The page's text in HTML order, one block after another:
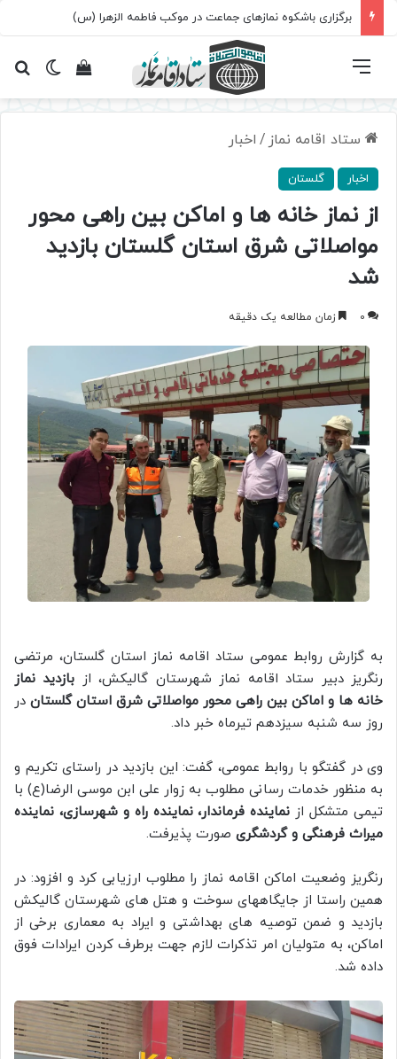
برگزاری باشکوه نمازهای جماعت در موکب فاطمه الزهرا (س)
تغییرمشاهده فهرست
ستاد اقامه نماز / اخبار
اخبار گلستان
از نماز خانه ها و اماکن بین راهی محور
مواصلاتی شرق استان گلستان بازدید
شد
0 زمان مطالعه یک دقیقه
به گزارش روابط عمومی ستاد اقامه نماز استان گلستان، مرتضی
رنگریز دبیر ستاد اقامه نماز شهرستان گالیکش، از بازدید نماز
خانه ها و اماکن بین راهی محور مواصلاتی شرق استان گلستان در
روز سه شنبه سیزدهم تیرماه خبر داد.
وی در گفتگو با روابط عمومی، گفت: این بازدید در راستای تکریم و
به منظور خدمات رسانی مطلوب به زوار علی ابن موسی الرضا(ع) با
تیمی متشکل از نماینده فرماندار، نماینده راه و شهرسازی، نماینده
میراث فرهنگی و گردشگری صورت پذیرفت.
رنگریز وضعیت اماکن اقامه نماز را مطلوب ارزیابی کرد و افزود: در
همین راستا از جایگاههای سوخت و هتل های شهرستان گالیکش
بازدید و ضمن توصیه های بهداشتی و ایراد به معماری برخی از
اماکن، به متولیان امر تذکرات لازم جهت برطرف کردن ایرادات فوق
داده شد.